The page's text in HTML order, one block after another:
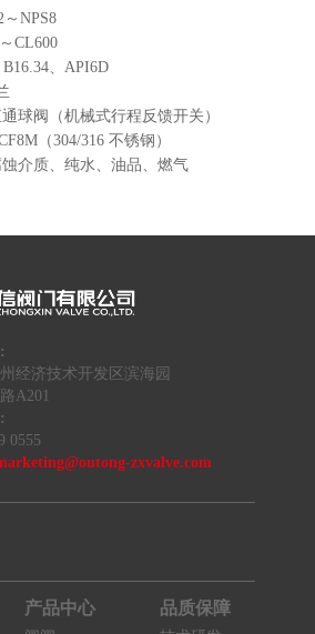
NPS8
CL600
、API6D
球阀（机械式行程反馈开关）
（304/316 不锈钢）
介质、纯水、油品、燃气
经济技术开发区滨海园
A201
0555
zxvalve.com
产品中心 品质保障